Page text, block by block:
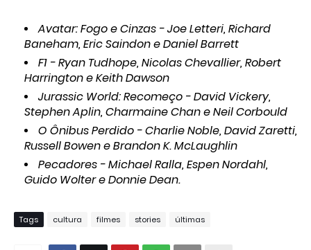
Avatar: Fogo e Cinzas - Joe Letteri, Richard
Baneham, Eric Saindon e Daniel Barrett
F1 - Ryan Tudhope, Nicolas Chevallier, Robert
Harrington e Keith Dawson
Jurassic World: Recomeço - David Vickery,
Stephen Aplin, Charmaine Chan e Neil Corbould
O Ônibus Perdido - Charlie Noble, David Zaretti,
Russell Bowen e Brandon K. McLaughlin
Pecadores - Michael Ralla, Espen Nordahl,
Guido Wolter e Donnie Dean.
Tags cultura filmes stories últimas